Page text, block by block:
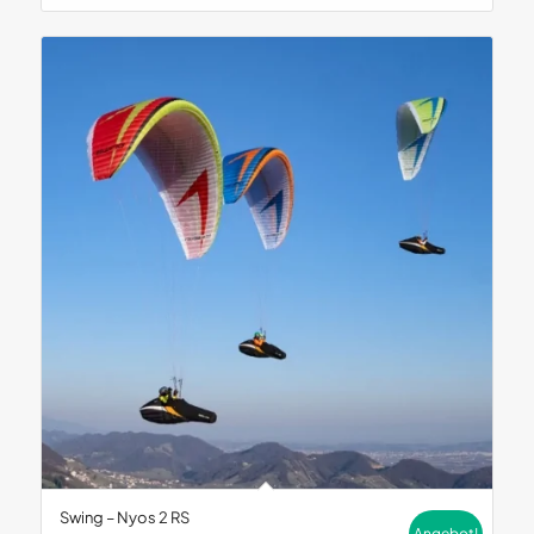
Swing – Nyos 2 RS